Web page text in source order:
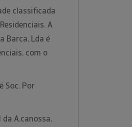
classificada
A
Barca, Lda é
com o
Soc. Por
A.canossa,